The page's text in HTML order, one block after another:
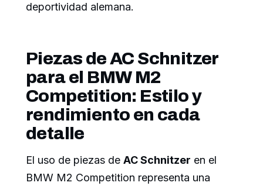
deportividad alemana.
Piezas de AC Schnitzer
para el BMW M2
Competition: Estilo y
rendimiento en cada
detalle
El uso de piezas de AC Schnitzer en el
BMW M2 Competition representa una